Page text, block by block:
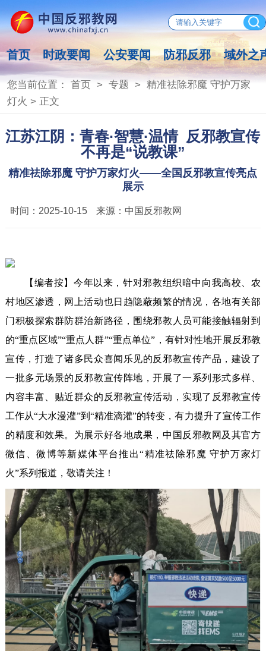
首页 时政要闻 公安要闻 防邪反邪 域外之
您当前位置： 首页> 专题 > 精准祛除邪魔 守护万家
灯火 > 正文
江苏江阴：青春·智慧·温情 反邪教宣传
不再是“说教课”
精准祛除邪魔 守护万家灯火——全国反邪教宣传亮点
展示
时间： 2025-10-15 来源： 中国反邪教网
【编者按】今年以来，针对邪教组织暗中向我高校、农
村地区渗透，网上活动也日趋隐蔽频繁的情况，各地有关部
门积极探索群防群治新路径，围绕邪教人员可能接触辐射到
的“重点区域”“重点人群”“重点单位”，有针对性地开展反邪教
宣传，打造了诸多民众喜闻乐见的反邪教宣传产品，建设了
一批多元场景的反邪教宣传阵地，开展了一系列形式多样、
内容丰富、贴近群众的反邪教宣传活动，实现了反邪教宣传
工作从“大水漫灌”到“精准滴灌”的转变，有力提升了宣传工作
的精度和效果。为展示好各地成果，中国反邪教网及其官方
微信、微博等新媒体平台推出“精准祛除邪魔 守护万家灯
火”系列报道，敬请关注！